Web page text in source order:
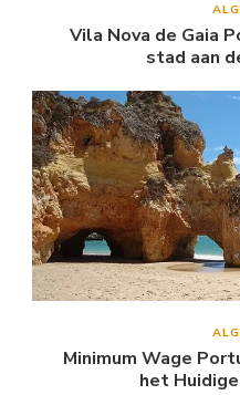
Vila Nova de Gaia
stad aan
Minimum Wage
het